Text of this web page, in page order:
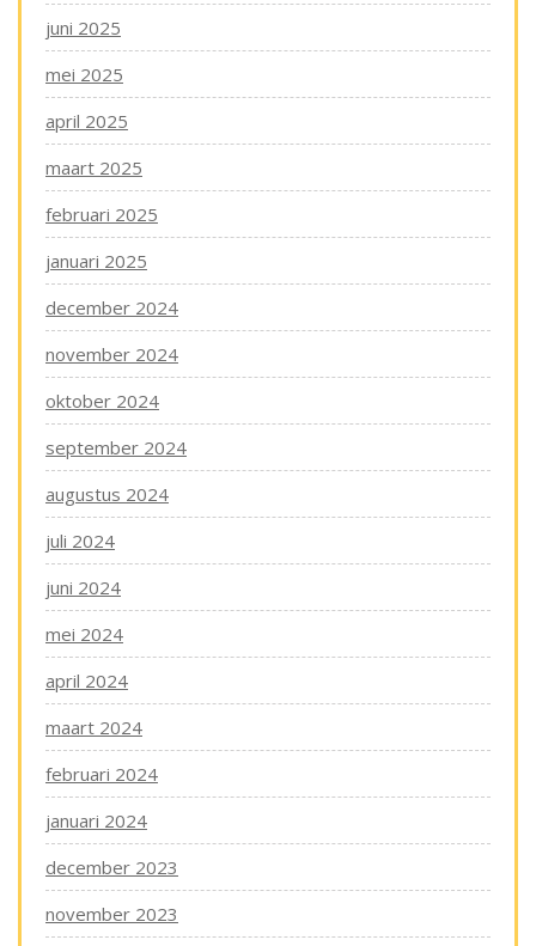
juni 2025
mei 2025
april 2025
maart 2025
februari 2025
januari 2025
december 2024
november 2024
oktober 2024
september 2024
augustus 2024
juli 2024
juni 2024
mei 2024
april 2024
maart 2024
februari 2024
januari 2024
december 2023
november 2023